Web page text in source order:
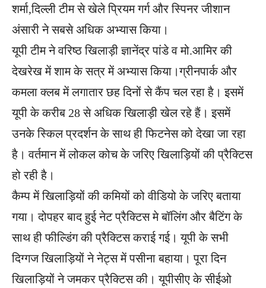
शर्मा,दिल्ली टीम से खेले प्रियम गर्ग और स्पिनर जीशान
अंसारी ने सबसे अधिक अभ्यास किया।
यूपी टीम ने वरिष्ठ खिलाड़ी ज्ञानेंद्र पांडे व मो.आमिर की
देखरेख में शाम के सत्र में अभ्यास किया।ग्रीनपार्क और
कमला क्लब में लगातार छह दिनों से कैंप चल रहा है। इसमें
यूपी के करीब 28 से अधिक खिलाड़ी खेल रहे हैं। इसमें
उनके स्किल प्रदर्शन के साथ ही फिटनेस को देखा जा रहा
है। वर्तमान में लोकल कोच के जरिए खिलाड़ियों की प्रैक्टिस
हो रही है।
कैम्प में खिलाड़ियों की कमियों को वीडियो के जरिए बताया
गया। दोपहर बाद हुई नेट प्रैक्टिस मे बॉलिंग और बैटिंग के
साथ ही फील्डिंग की प्रैक्टिस कराई गई। यूपी के सभी
दिग्गज खिलाड़ियों ने नेट्स में पसीना बहाया। पूरा दिन
खिलाड़ियों ने जमकर प्रैक्टिस की। यूपीसीए के सीईओ